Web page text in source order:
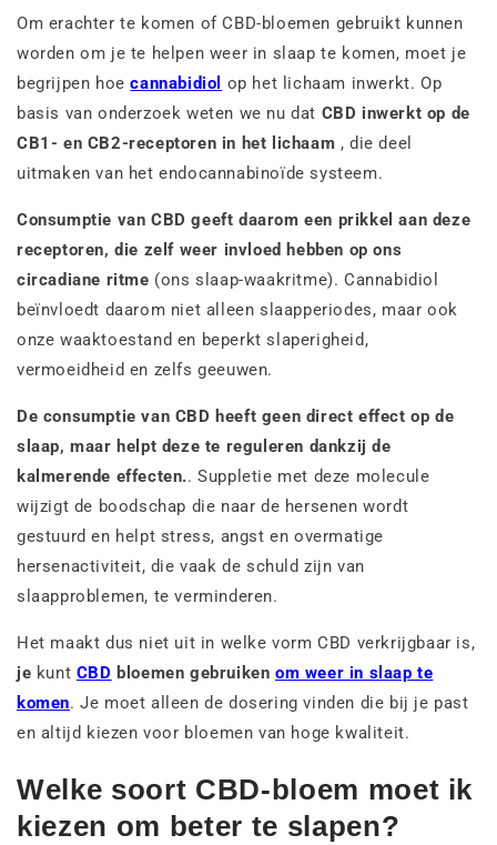
Om erachter te komen of CBD-bloemen gebruikt kunnen
worden om je te helpen weer in slaap te komen, moet je
begrijpen hoecannabidiol op het lichaam inwerkt. Op
basis van onderzoek weten we nu dat CBD inwerkt op de
CB1- en CB2-receptoren in het lichaam , die deel
uitmaken van het endocannabinoïde systeem.
Consumptie van CBD geeft daarom een prikkel aan deze
receptoren, die zelf weer invloed hebben op ons
circadiane ritme (ons slaap-waakritme). Cannabidiol
beïnvloedt daarom niet alleen slaapperiodes, maar ook
onze waaktoestand en beperkt slaperigheid,
vermoeidheid en zelfs geeuwen.
De consumptie van CBD heeft geen direct effect op de
slaap, maar helpt deze te reguleren dankzij de
kalmerende effecten.. Suppletie met deze molecule
wijzigt de boodschap die naar de hersenen wordt
gestuurd en helpt stress, angst en overmatige
hersenactiviteit, die vaak de schuld zijn van
slaapproblemen, te verminderen.
Het maakt dus niet uit in welke vorm CBD verkrijgbaar is,
je kunt CBD bloemen gebruikenom weer in slaap te
komen. Je moet alleen de dosering vinden die bij je past
en altijd kiezen voor bloemen van hoge kwaliteit.
Welke soort CBD-bloem moet ik
kiezen om beter te slapen?